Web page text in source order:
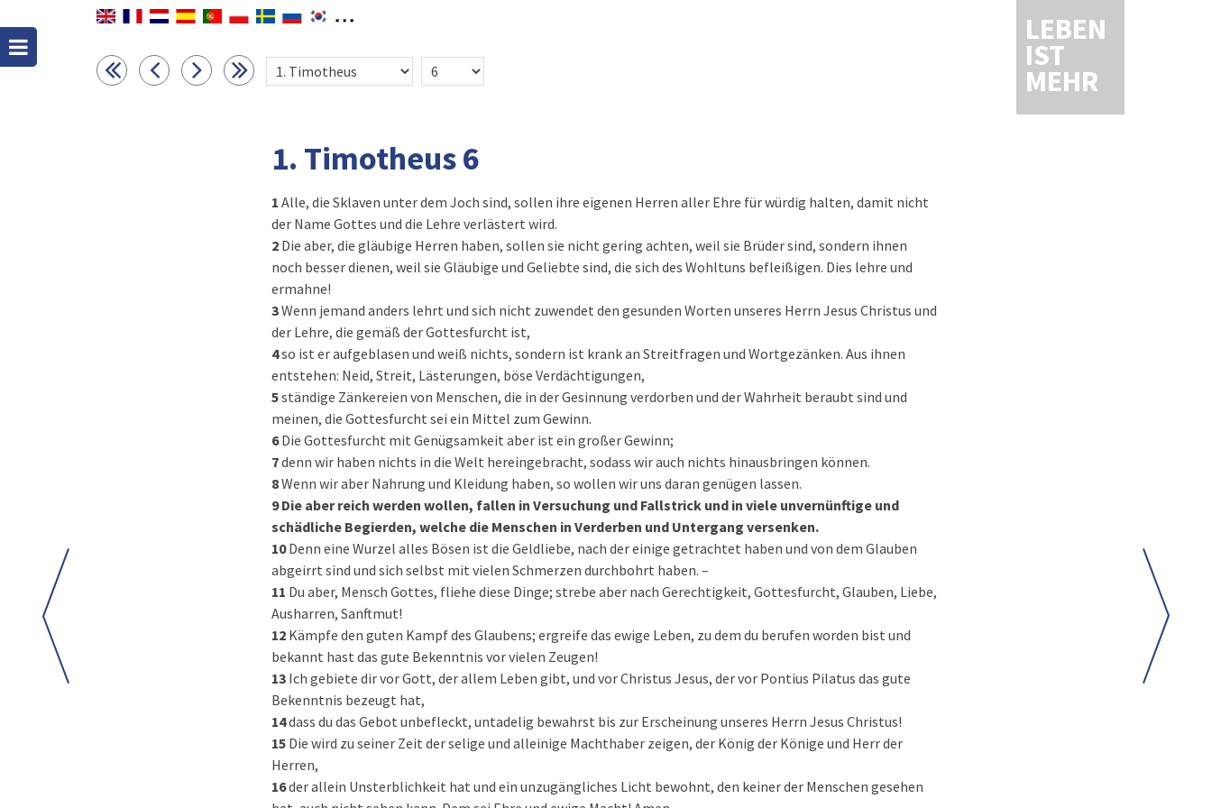
LEBEN
IST
MEHR
1. Timotheus 6
1 Alle, die Sklaven unter dem Joch sind, sollen ihre eigenen Herren aller Ehre für würdig halten, damit nicht
der Name Gottes und die Lehre verlästert wird.
2 Die aber, die gläubige Herren haben, sollen sie nicht gering achten, weil sie Brüder sind, sondern ihnen
noch besser dienen, weil sie Gläubige und Geliebte sind, die sich des Wohltuns befleißigen. Dies lehre und
ermahne!
3Wenn jemand anders lehrt und sich nicht zuwendet den gesunden Worten unseres Herrn Jesus Christus und
der Lehre, die gemäß der Gottesfurcht ist,
4so ist er aufgeblasen und weiß nichts, sondern ist krank an Streitfragen und Wortgezänken. Aus ihnen
entstehen: Neid, Streit, Lästerungen, böse Verdächtigungen,
5ständige Zänkereien von Menschen, die in der Gesinnung verdorben und der Wahrheit beraubt sind und
meinen, die Gottesfurcht sei ein Mittel zum Gewinn.
6Die Gottesfurcht mit Genügsamkeit aber ist ein großer Gewinn;
7denn wir haben nichts in die Welt hereingebracht, sodass wir auch nichts hinausbringen können.
8Wenn wir aber Nahrung und Kleidung haben, so wollen wir uns daran genügen lassen.
9Die aber reich werden wollen, fallen in Versuchung und Fallstrick und in viele unvernünftige und
schädliche Begierden, welche die Menschen in Verderben und Untergang versenken.
10Denn eine Wurzel alles Bösen ist die Geldliebe, nach der einige getrachtet haben und von dem Glauben
abgeirrt sind und sich selbst mit vielen Schmerzen durchbohrt haben. –
11 Du aber, Mensch Gottes, fliehe diese Dinge; strebe aber nach Gerechtigkeit, Gottesfurcht, Glauben, Liebe,
Ausharren, Sanftmut!
12 Kämpfe den guten Kampf des Glaubens; ergreife das ewige Leben, zu dem du berufen worden bist und
bekannt hast das gute Bekenntnis vor vielen Zeugen!
13 Ich gebiete dir vor Gott, der allem Leben gibt, und vor Christus Jesus, der vor Pontius Pilatus das gute
Bekenntnis bezeugt hat,
14dass du das Gebot unbefleckt, untadelig bewahrst bis zur Erscheinung unseres Herrn Jesus Christus!
15 Die wird zu seiner Zeit der selige und alleinige Machthaber zeigen, der König der Könige und Herr der
Herren,
16der allein Unsterblichkeit hat und ein unzugängliches Licht bewohnt, den keiner der Menschen gesehen